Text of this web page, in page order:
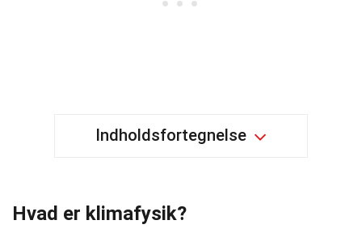
Indholdsfortegnelse
Hvad er klimafysik?